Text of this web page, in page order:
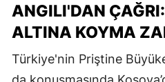
ANGILI'DAN
ALTINA KOYMA
Türkiye'nin Priştine